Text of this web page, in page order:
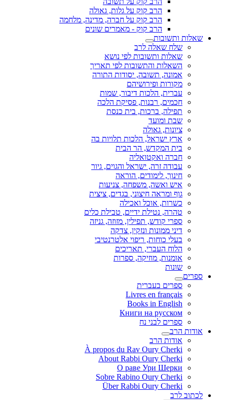
הרב קוק על גלות, גאולה
הרב קוק על חברה, מדינה, מלחמה
הרב קוק - מאמרים שונים
שאלות ותשובות
שלח שאלה לרב
שאלות ותשובות לפי נושא
השאלות והתשובות לפי תאריך
אמונה, תשובה, יסודות התורה
מקורות ופירושיהם
עברית, הלכות דיבור, שמות
חכמים, רבנות, פסיקת הלכה
תפילה, ברכות, בית כנסת
שבת ומועד
ציונות, גאולה
ארץ ישראל, הלכות תלויות בה
בית המקדש, הר הבית
חברה ואקטואליה
עבודה זרה, ישראל והגוים, גיור
חינוך, לימודים, הוראה
איש ואשה, משפחה, צניעות
גוף ומראה חיצוני, בגדים, ציצית
כשרות, אוכל ואכילה
טהרה, נטילת ידיים, טבילת כלים
ספרי קודש, תפילין, מזוזה, גניזה
דיני ממונות ונזקין, צדקה
בעלי כוחות, ריפוי אלטרנטיבי
הלוח העברי, תאריכים
אומנות, מוזיקה, ספרות
שונות
ספרים
ספרים בעברית
Livres en français
Books in English
Книги на русском
ספרים לבני נח
אודות הרב
אודות הרב
À propos du Rav Oury Cherki
About Rabbi Oury Cherki
О раве Ури Шерки
Sobre Rabino Oury Cherki
Über Rabbi Oury Cherki
לכתוב לרב